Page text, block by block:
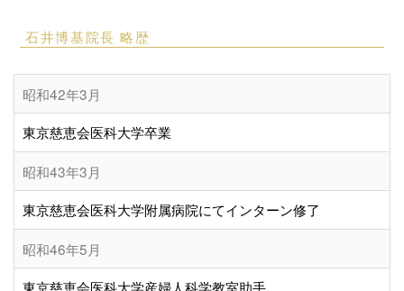
石井博基院長 略歴
昭和42年3月
東京慈恵会医科大学卒業
昭和43年3月
東京慈恵会医科大学附属病院にてインターン修了
昭和46年5月
東京慈恵会医科大学産婦人科学教室助手